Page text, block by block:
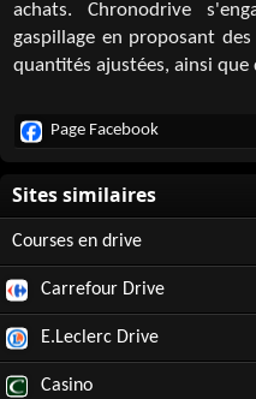
achats. Chronodrive
gaspillage en proposant
quantités ajustées, ainsi que
Page Facebook
Courses en drive
Carrefour Drive
E.Leclerc Drive
Casino